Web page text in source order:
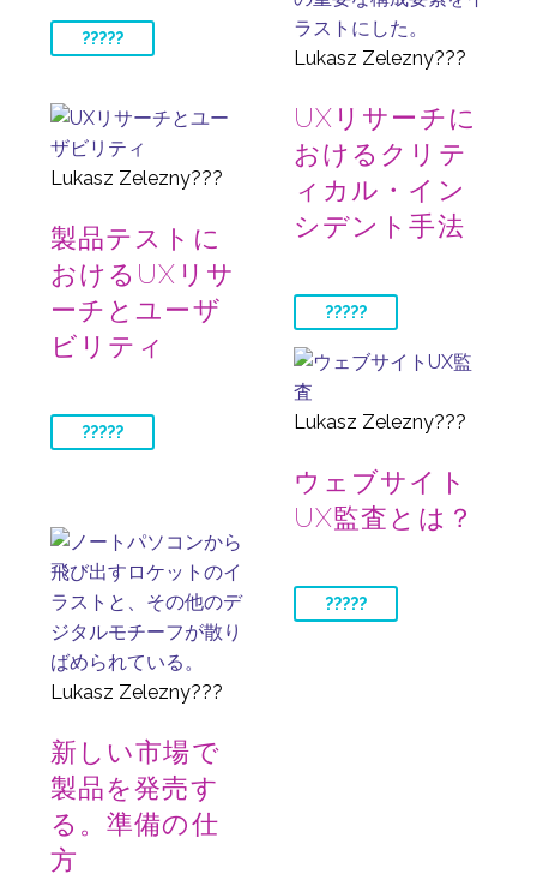
?????
Lukasz Zelezny???
UXリサーチに
おけるクリテ
ィカル・イン
シデント手法
?????
Lukasz Zelezny???
製品テストに
おけるUXリサ
ーチとユーザ
ビリティ
????? Lukasz Zelezny???
ウェブサイト
UX監査とは？
?????
Lukasz Zelezny???
新しい市場で
製品を発売す
る。準備の仕
方